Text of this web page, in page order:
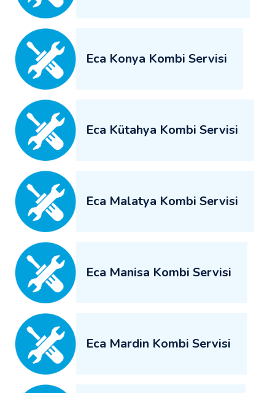
Eca Konya Kombi Servisi
Eca Kütahya Kombi Servisi
Eca Malatya Kombi Servisi
Eca Manisa Kombi Servisi
Eca Mardin Kombi Servisi